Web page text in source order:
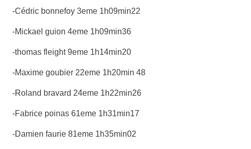
-Cédric bonnefoy 3eme 1h09min22
-Mickael guion 4eme 1h09min36
-thomas fleight 9eme 1h14min20
-Maxime goubier 22eme 1h20min 48
-Roland bravard 24eme 1h22min26
-Fabrice poinas 61eme 1h31min17
-Damien faurie 81eme 1h35min02